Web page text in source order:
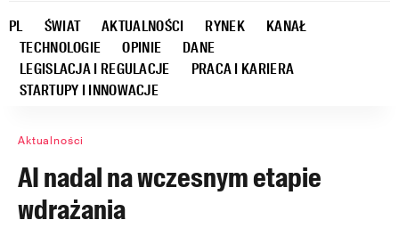
PL ŚWIAT AKTUALNOŚCI RYNEK
KANAŁ
TECHNOLOGIE
OPINIE
DANE
LEGISLACJA I REGULACJE
PRACA I KARIERA
STARTUPY I INNOWACJE
Aktualności
AI nadal na wczesnym etapie
wdrażania